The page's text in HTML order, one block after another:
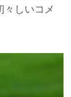
々しいコメ